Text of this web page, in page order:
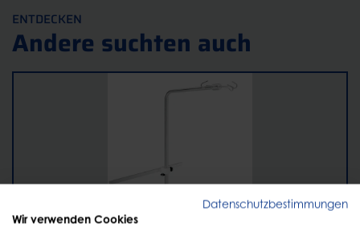
ENTDECKEN
Andere suchten auch
Datenschutzbestimmungen
Wir verwenden Cookies